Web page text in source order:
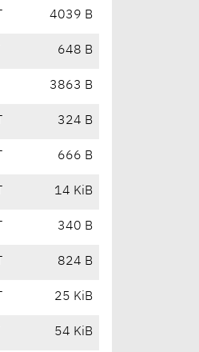
4039 B
648 B
3863 B
324 B
666 B
14 KiB
340 B
824 B
25 KiB
54 KiB